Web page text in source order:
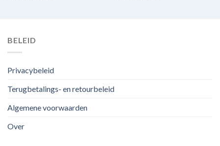
BELEID
Privacybeleid
Terugbetalings- en retourbeleid
Algemene voorwaarden
Over